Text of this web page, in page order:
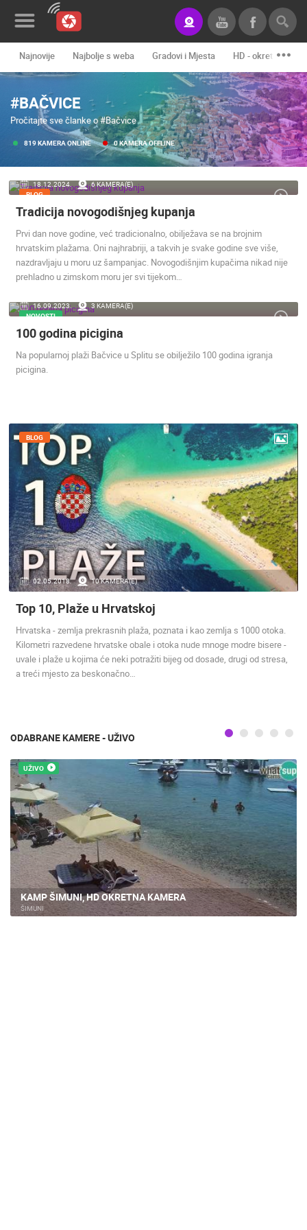
Novosti&Blog
Kategorije
Lokacije
Izdvojeno
Povijest
Karta
NAS
MEDIJI O
NAMA,
NAGRADE I
PRIZNANJA
WEB
KAMERE
TERMS OF
USE
PRIVACY
POLICY
BANERI
HRVATSKI
ENGLISH
Najnovije Najbolje s weba Gradovi i Mjesta HD - okretne
MRKOPALJ SANJKALIŠTE ČELIMBAŠA
MRKOPALJ MRKOPALJ
KATEGORIJE KAMERA
NAJBOLJE S WEBA GRADOVI I MJESTA
HD - OKRETNE KAMERE GRADILIŠTA SKIJANJE I SNIJEG
#BAČVICE
Pročitajte sve članke o #Bačvice
819 KAMERA ONLINE 0 KAMERA OFFLINE
18.12.2024.
6 KAMERA(E)
BLOG
Tradicija novogodišnjeg kupanja
Prvi dan nove godine, već tradicionalno, obilježava se na brojnim
hrvatskim plažama. Oni najhrabriji, a takvih je svake godine sve više,
nazdravljaju u moru uz šampanjac. Novogodišnjim kupačima nikad nije
prehladno u zimskom moru jer svi tijekom…
16.09.2023.
3 KAMERA(E)
NOVOSTI
100 godina picigina
Na popularnoj plaži Bačvice u Splitu se obilježilo 100 godina igranja
picigina.
02.05.2018. 10 KAMERA(E)
BLOG
Top 10, Plaže u Hrvatskoj
Hrvatska - zemlja prekrasnih plaža, poznata i kao zemlja s 1000 otoka.
Kilometri razvedene hrvatske obale i otoka nude mnoge modre bisere -
uvale i plaže u kojima će neki potražiti bijeg od dosade, drugi od stresa,
a treći mjesto za beskonačno…
ODABRANE KAMERE - UŽIVO
UŽIVO
KAMP ŠIMUNI, HD OKRETNA KAMERA
ŠIMUNI